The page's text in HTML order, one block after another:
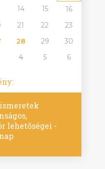
14 15
16
21 22
23
28 29
30
4 5 6
lehetőségei -